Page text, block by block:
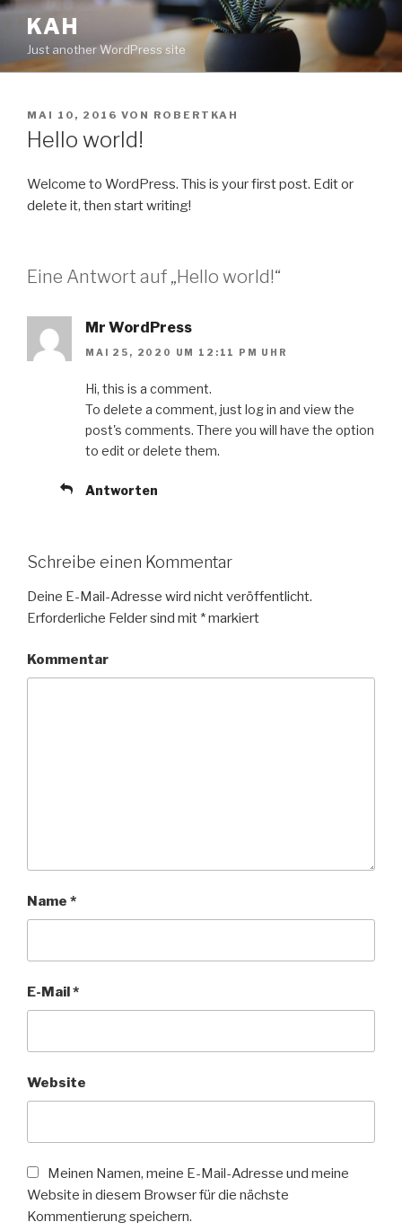
Zum
Inhalt
springen
KAH
Just another WordPress site
VERÖFFENTLICHT
AM
MAI 10, 2016 VON ROBERTKAH
Hello world!
Welcome to WordPress. This is your first post. Edit or
delete it, then start writing!
Eine Antwort auf „Hello world!“
Mr WordPress
MAI 25, 2020 UM 12:11 PM UHR
Hi, this is a comment.
To delete a comment, just log in and view the
post's comments. There you will have the option
to edit or delete them.
Antworten
Schreibe einen Kommentar
Deine E-Mail-Adresse wird nicht veröffentlicht.
Erforderliche Felder sind mit *markiert
Kommentar
Name *
E-Mail*
Website
Meinen Namen, meine E-Mail-Adresse und meine
Website in diesem Browser für die nächste
Kommentierung speichern.